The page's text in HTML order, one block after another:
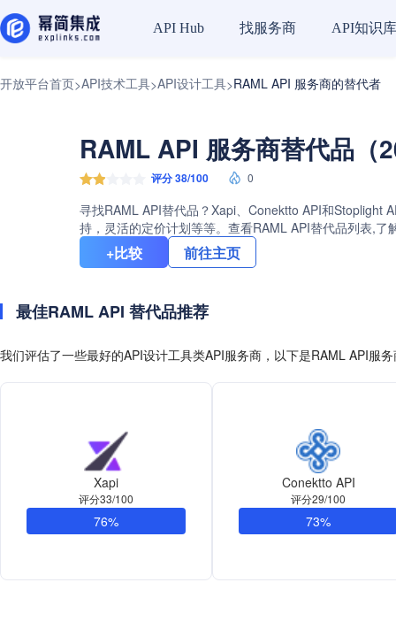
API Hub 找服务商 API知识库
开放平台首页>API技术工具>API设计工具>RAML API 服务商的替代者
RAML API 服务商替代品（
评分 38/100 0
寻找RAML API替代品？Xapi、Conektto API和Stoplight
持，灵活的定价计划等等。查看RAML API替代品列表,
+比较 前往主页
最佳RAML API 替代品推荐
我们评估了一些最好的API设计工具类API服务商，以下是RAML API服
Xapi
评分33/100
76%
Conektto API
评分29/100
73%